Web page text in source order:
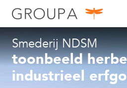
zoeken
Smederij NDSM
toonbeeld
industrieel